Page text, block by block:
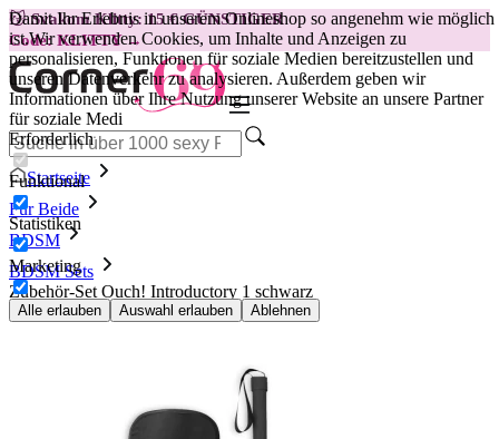
Damit Ihr Erlebnis in unserem Onlineshop so angenehm wie möglich
ist.Wir verwenden Cookies, um Inhalte und Anzeigen zu
personalisieren, Funktionen für soziale Medien bereitzustellen und
unseren Datenverkehr zu analysieren. Außerdem geben wir
Informationen über Ihre Nutzung unserer Website an unsere Partner
für soziale Medi
Erforderlich
Funktional
Statistiken
Marketing
Alle erlauben Auswahl erlauben Ablehnen
😽Svakom Klitty: 15 € GÜNSTIGER
Code: KLITTY →
Startseite
Für Beide
BDSM
BDSM Sets
Zubehör-Set Ouch! Introductory 1 schwarz